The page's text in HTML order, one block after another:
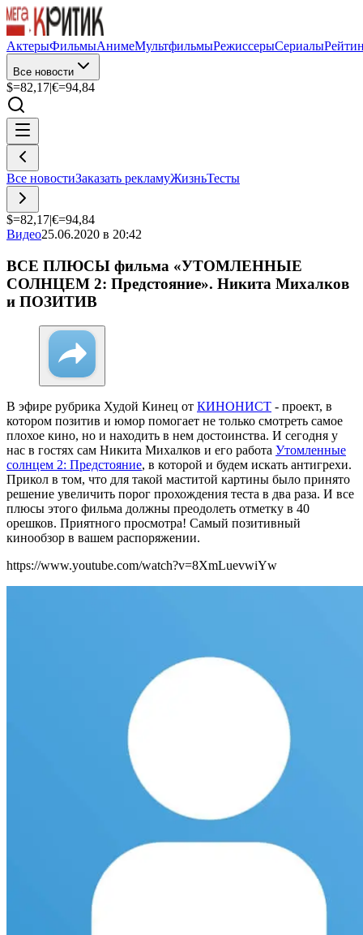
АктерыФильмыАнимеМультфильмыРежиссерыСериалы
Все новости
$=82,17|€=94,84
Все новостиЗаказать рекламуЖизньТесты
$=82,17|€=94,84
Видео25.06.2020 в 20:42
ВСЕ ПЛЮСЫ фильма «УТОМЛЕННЫЕ
СОЛНЦЕМ 2: Предстояние». Никита Михалков
и ПОЗИТИВ
В эфире рубрика Худой Кинец от КИНОНИСТ - проект, в
котором позитив и юмор помогает не только смотреть самое
плохое кино, но и находить в нем достоинства. И сегодня у
нас в гостях сам Никита Михалков и его работа Утомленные
солнцем 2: Предстояние, в которой и будем искать антигрехи.
Прикол в том, что для такой маститой картины было принято
решение увеличить порог прохождения теста в два раза. И все
плюсы этого фильма должны преодолеть отметку в 40
орешков. Приятного просмотра! Самый позитивный
кинообзор в вашем распоряжении.
https://www.youtube.com/watch?v=8XmLuevwiYw